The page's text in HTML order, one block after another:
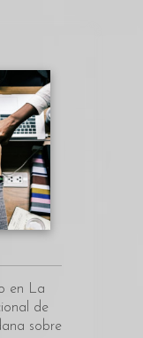
en La
de
sobre